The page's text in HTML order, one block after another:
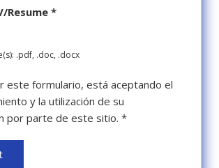
Resume *
.pdf, .doc, .docx
este formulario, está aceptando el
y la utilización de su
por parte de este sitio. *